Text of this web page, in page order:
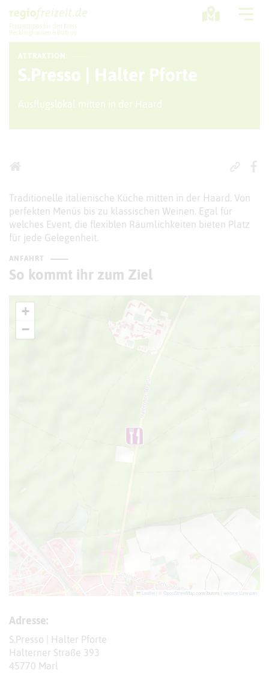
Freizeittipps für den Kreis
Recklinghausen & Bottrop
ATTRAKTION
S.Presso | Halter Pforte
Ausflugslokal mitten in der Haard
Traditionelle italienische Küche mitten in der Haard. Von
perfekten Menüs bis zu klassischen Weinen. Egal für
welches Event, die flexiblen Räumlichkeiten bieten Platz
für jede Gelegenheit.
ANFAHRT
So kommt ihr zum Ziel
+
−
Leaflet OpenStreetMapcontributors | weitere Lizenzen
Adresse:
S.Presso | Halter Pforte
Halterner Straße 393
45770 Marl